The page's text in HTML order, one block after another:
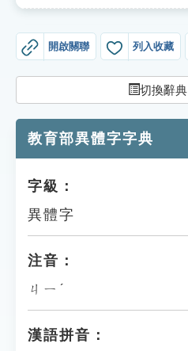
遊戲專區
教學應用
貓頭鷹博士
開啟關聯 列入收藏
切換辭典
教育部異體字字典
字級：
異體字
注音：
ㄐㄧˊ
漢語拼音：